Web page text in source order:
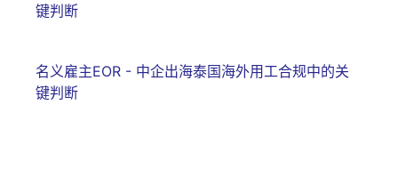
键判断
名义雇主EOR - 中企出海泰国海外用工合规中的关
键判断